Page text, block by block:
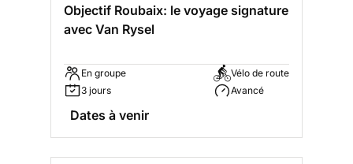
Objectif Roubaix: le voyage signature
avec Van Rysel
En groupe
3 jours
Vélo de route
Avancé
Dates à venir